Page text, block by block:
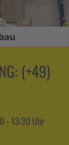
(+49)
- 13:30 Uhr